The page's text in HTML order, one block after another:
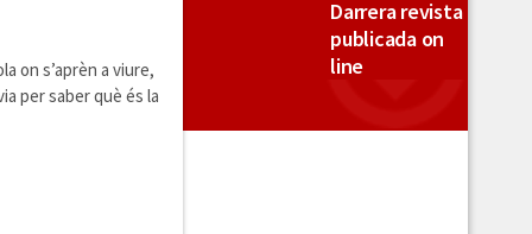
on s’aprèn a viure,
per saber què és la
Darrera revista
publicada on
line